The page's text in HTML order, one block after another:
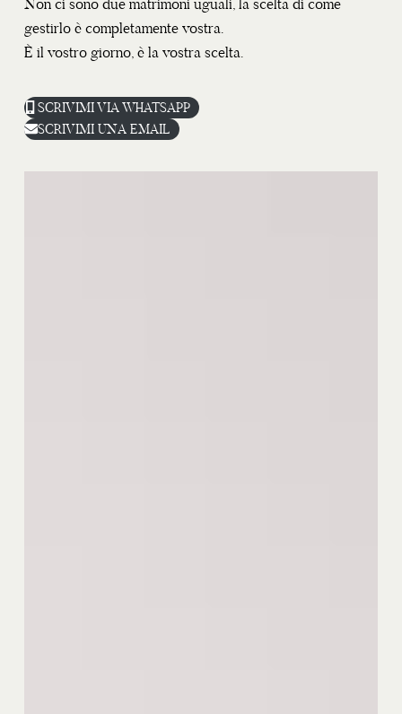
gestirlo è completamente vostra.
È il vostro giorno, è la vostra scelta.
SCRIVIMI VIA WHATSAPP
SCRIVIMI UNA EMAIL